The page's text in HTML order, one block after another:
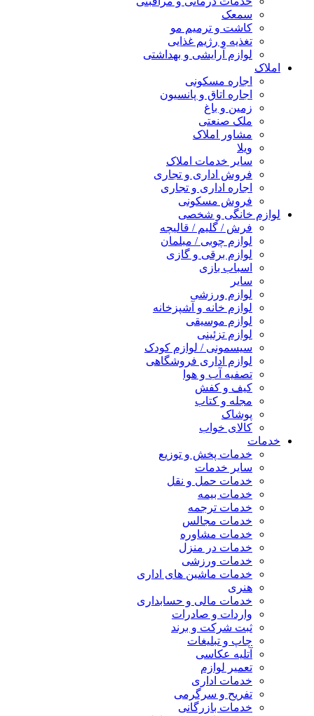
سمعک
کاشت و ترمیم مو
تغذیه و رژیم غذایی
لوازم آرایشی و بهداشتی
املاک
اجاره مسکونی
اجاره اتاق و پانسیون
زمین و باغ
ملک صنعتی
مشاور املاک
ویلا
سایر خدمات املاک
فروش اداری و تجاری
اجاره اداری و تجاری
فروش مسکونی
لوازم خانگی و شخصی
فرش / گلیم / قالیچه
لوازم چوبی / مبلمان
لوازم برقی و گازی
اسباب بازی
سایر
لوازم ورزشی
لوازم خانه و آشپزخانه
لوازم موسیقی
لوازم تزئینی
سیسمونی / لوازم کودک
لوازم اداری فروشگاهی
تصفیه آب و هوا
کیف و کفش
مجله و کتاب
پوشاک
کالای خواب
خدمات
خدمات پخش و توزیع
سایر خدمات
خدمات حمل و نقل
خدمات بیمه
خدمات ترجمه
خدمات مجالس
خدمات مشاوره
خدمات در منزل
خدمات ورزشی
خدمات ماشین های اداری
هنری
خدمات مالی و حسابداری
واردات و صادرات
ثبت شرکت و برند
چاپ و تبلیغات
آتلیه عکاسی
تعمیر لوازم
خدمات اداری
تفریح و سرگرمی
خدمات بازرگانی